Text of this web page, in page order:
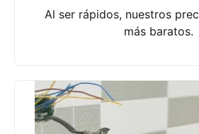
Al ser rápidos, nuestros
más baratos.